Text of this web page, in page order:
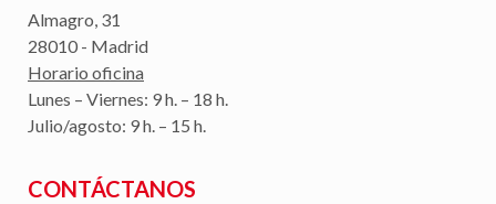
Almagro, 31
28010 - Madrid
Horario oficina
Lunes – Viernes: 9 h. – 18 h.
Julio/agosto: 9 h. – 15 h.
CONTÁCTANOS